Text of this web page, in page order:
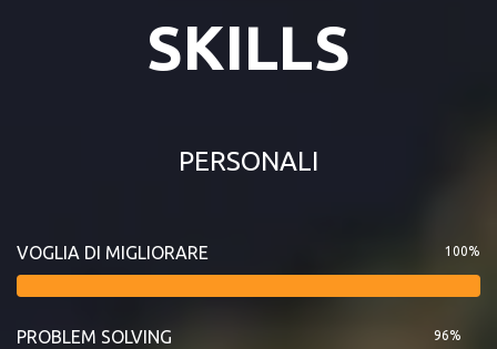
SKILLS
PERSONALI
VOGLIA DI MIGLIORARE 100%
PROBLEM SOLVING 96%